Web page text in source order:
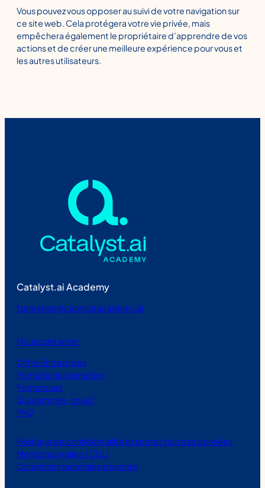
Vous pouvez vous opposer au suivi de votre navigation sur
ce site web. Cela protégera votre vie privée, mais
empêchera également le propriétaire d’apprendre de vos
actions et de créer une meilleure expérience pour vous et
les autres utilisateurs.
Catalyst.ai Academy
formation@catalystacademy.ai
Nous contacter
Offre Entreprises
Formations par métier
Formateurs
Qui sommes-nous ?
FAQ
Politique de confidentialité et protection des données
Mentions légales / CGU
Conditions générales de vente